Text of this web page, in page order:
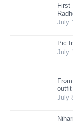
First
July
Pic
July
outfit
July